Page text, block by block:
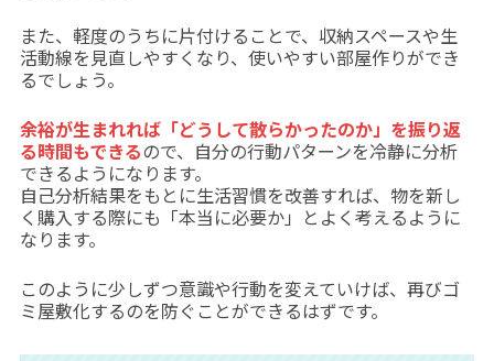
また、軽度のうちに片付けることで、収納スペースや生
活動線を見直しやすくなり、使いやすい部屋作りができ
るでしょう。
余裕が生まれれば「どうして散らかったのか」を振り返
る時間もできるので、自分の行動パターンを冷静に分析
できるようになります。
自己分析結果をもとに生活習慣を改善すれば、物を新し
く購入する際にも「本当に必要か」とよく考えるように
なります。
このように少しずつ意識や行動を変えていけば、再びゴ
ミ屋敷化するのを防ぐことができるはずです。